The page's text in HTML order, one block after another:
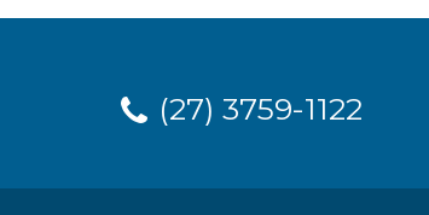
(27) 3759-1122